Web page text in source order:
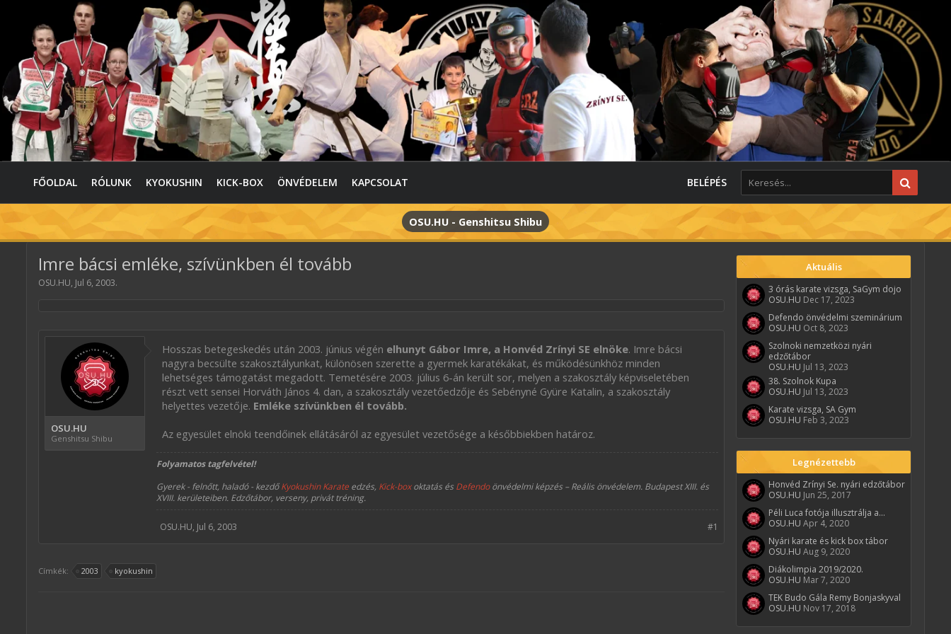
FŐOLDAL RÓLUNK KYOKUSHIN KICK-BOX ÖNVÉDELEM KAPCSOLAT BELÉPÉS
OSU.HU - Genshitsu Shibu
Imre bácsi emléke, szívünkben él tovább
OSU.HU, Jul 6, 2003.
OSU.HU
Genshitsu Shibu
Hosszas betegeskedés után 2003. június végén elhunyt Gábor Imre, a Honvéd Zrínyi SE elnöke. Imre bácsi
nagyra becsülte szakosztályunkat, különösen szerette a gyermek karatékákat, és működésünkhöz minden
lehetséges támogatást megadott. Temetésére 2003. július 6-án került sor, melyen a szakosztály képviseletében
részt vett sensei Horváth János 4. dan, a szakosztály vezetőedzője és Sebényné Gyüre Katalin, a szakosztály
helyettes vezetője. Emléke szívünkben él tovább.
Az egyesület elnöki teendőinek ellátásáról az egyesület vezetősége a későbbiekben határoz.
Folyamatos tagfelvétel!
Gyerek - felnőtt, haladó - kezdőKyokushin Karate edzés, Kick-boxoktatás és Defendoönvédelmi képzés – Reális önvédelem. Budapest XIII. és
XVIII. kerületeiben. Edzőtábor, verseny, privát tréning.
#1
OSU.HU, Jul 6, 2003
Címkék: 2003 kyokushin
Aktuális
3 órás karate vizsga, SaGym dojo
OSU.HU Dec 17, 2023
Defendo önvédelmi szeminárium
OSU.HU Oct 8, 2023
Szolnoki nemzetközi nyári
edzőtábor
OSU.HU Jul 13, 2023
38. Szolnok Kupa
OSU.HU Jul 13, 2023
Karate vizsga, SA Gym
OSU.HU Feb 3, 2023
Legnézettebb
Honvéd Zrínyi Se. nyári edzőtábor
OSU.HU Jun 25, 2017
Péli Luca fotója illusztrálja a...
OSU.HU Apr 4, 2020
Nyári karate és kick box tábor
OSU.HU Aug 9, 2020
Diákolimpia 2019/2020.
OSU.HU Mar 7, 2020
TEK Budo Gála Remy Bonjaskyval
OSU.HU Nov 17, 2018